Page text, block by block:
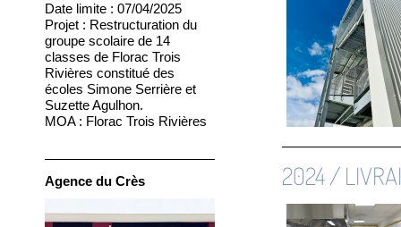
Date limite : 07/04/2025
Projet : Restructuration du
groupe scolaire de 14
classes de Florac Trois
Rivières constitué des
écoles Simone Serrière et
Suzette Agulhon.
MOA : Florac Trois Rivières
Agence du Crès 2024 /